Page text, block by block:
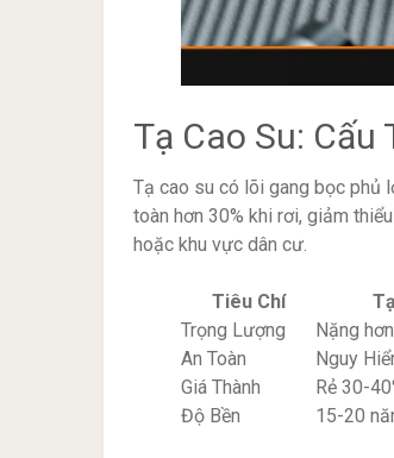
Tạ Cao Su: Cấu
Tạ cao su có lõi gang bọc phủ
toàn hơn 30% khi rơi, giảm
hoặc khu vực dân cư.
Tiêu Chí
Trọng Lượng
Nặng
An Toàn
Nguy
Giá Thành
Rẻ 30-
Độ Bền
15-20